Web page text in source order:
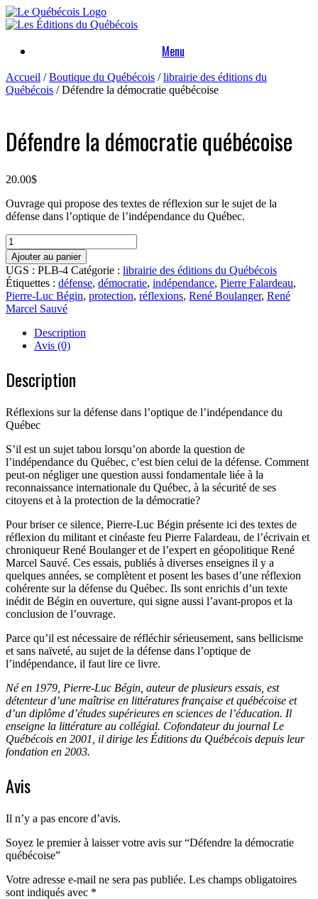
Skip
to
Menu
Accueil /Boutique du Québécois /librairie des éditions du
Québécois / Défendre la démocratie québécoise
Défendre la démocratie québécoise
20.00$
Ouvrage qui propose des textes de réflexion sur le sujet de la
défense dans l’optique de l’indépendance du Québec.
quantité
de
Défendre
la
démocratie
québécoise
Ajouter au panier
UGS : PLB-4 Catégorie : librairie des éditions du Québécois
Étiquettes : défense, démocratie, indépendance, Pierre Falardeau,
Pierre-Luc Bégin, protection, réflexions, René Boulanger, René
Marcel Sauvé
Description
Avis (0)
Description
Réflexions sur la défense dans l’optique de l’indépendance du
Québec
S’il est un sujet tabou lorsqu’on aborde la question de
l’indépendance du Québec, c’est bien celui de la défense. Comment
peut-on négliger une question aussi fondamentale liée à la
reconnaissance internationale du Québec, à la sécurité de ses
citoyens et à la protection de la démocratie?
Pour briser ce silence, Pierre-Luc Bégin présente ici des textes de
réflexion du militant et cinéaste feu Pierre Falardeau, de l’écrivain et
chroniqueur René Boulanger et de l’expert en géopolitique René
Marcel Sauvé. Ces essais, publiés à diverses enseignes il y a
quelques années, se complètent et posent les bases d’une réflexion
cohérente sur la défense du Québec. Ils sont enrichis d’un texte
inédit de Bégin en ouverture, qui signe aussi l’avant-propos et la
conclusion de l’ouvrage.
Parce qu’il est nécessaire de réfléchir sérieusement, sans bellicisme
et sans naïveté, au sujet de la défense dans l’optique de
l’indépendance, il faut lire ce livre.
Né en 1979, Pierre-Luc Bégin, auteur de plusieurs essais, est
détenteur d’une maîtrise en littératures française et québécoise et
d’un diplôme d’études supérieures en sciences de l’éducation. Il
enseigne la littérature au collégial. Cofondateur du journal Le
Québécois en 2001, il dirige les Éditions du Québécois depuis leur
fondation en 2003.
Avis
Il n’y a pas encore d’avis.
Soyez le premier à laisser votre avis sur “Défendre la démocratie
québécoise”
Votre adresse e-mail ne sera pas publiée. Les champs obligatoires
sont indiqués avec *